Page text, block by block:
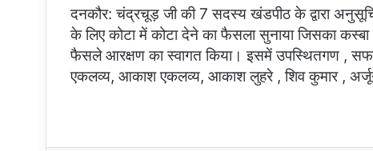
दनकौर: चंद्रचूड़ जी की 7 सदस्य खंडपीठ के द्वारा
के लिए कोटा में कोटा देने का फैसला सुनाया जिसका
फैसले आरक्षण का स्वागत किया। इसमें उपस्थितगण ,
एकलव्य, आकाश एकलव्य, आकाश लुहरे , शिव कुमार ,